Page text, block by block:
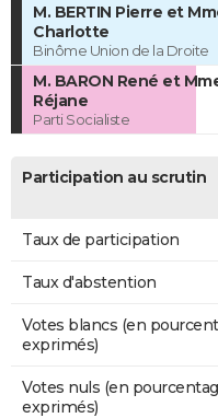
M. BERTIN Pierre et
Charlotte
Binôme Union de la Droite
M. BARON René et
Réjane
Parti Socialiste
Participation au scrutin
Taux de participation
Taux d'abstention
Votes blancs (en
exprimés)
Votes nuls (en
exprimés)